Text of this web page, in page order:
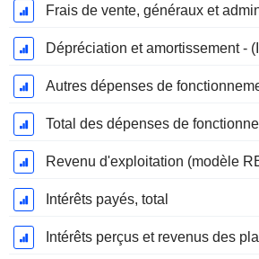
Frais de vente, généraux et
Dépréciation et amortissement -
Autres dépenses de
Total des dépenses de
Revenu d'exploitation (modèle
Intérêts payés, total
Intérêts perçus et revenus des